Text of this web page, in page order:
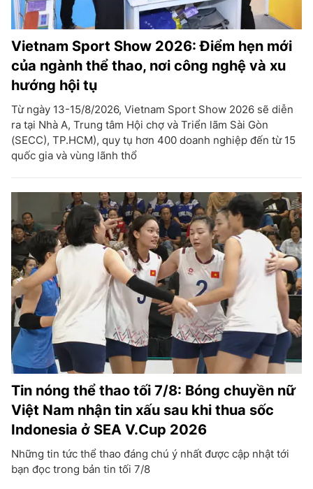
Vietnam Sport Show 2026: Điểm hẹn mới
của ngành thể thao, nơi công nghệ và xu
hướng hội tụ
Từ ngày 13-15/8/2026, Vietnam Sport Show 2026 sẽ diễn
ra tại Nhà A, Trung tâm Hội chợ và Triển lãm Sài Gòn
(SECC), TP.HCM), quy tụ hơn 400 doanh nghiệp đến từ 15
quốc gia và vùng lãnh thổ
Tin nóng thể thao tối 7/8: Bóng chuyền nữ
Việt Nam nhận tin xấu sau khi thua sốc
Indonesia ở SEA V.Cup 2026
Những tin tức thể thao đáng chú ý nhất được cập nhật tới
bạn đọc trong bản tin tối 7/8